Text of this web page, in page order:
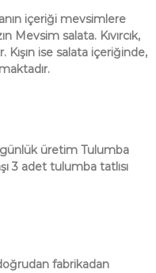
içeriği mevsimlere
Mevsim salata. Kıvırcık,
ise salata içeriğinde,
üretim Tulumba
3 adet tulumba tatlısı
fabrikadan